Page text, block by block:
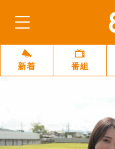
新着 番組